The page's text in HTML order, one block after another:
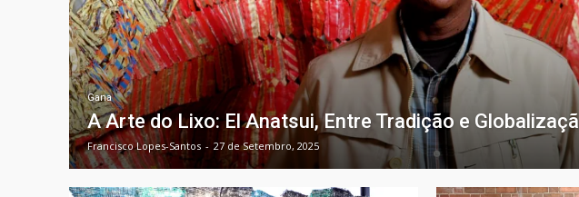
Gana
A Arte do Lixo: El Anatsui, Entre Tradição e
Francisco Lopes-Santos - 27 de Setembro, 2025